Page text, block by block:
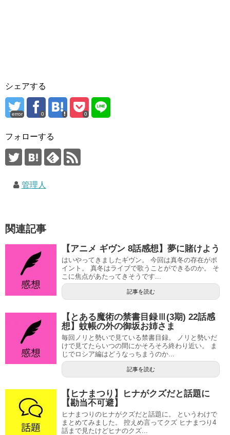
シェアする
error 0 0
フォローする
管理人
関連記事
【アニメ ギヴン 8話感想】夢に賭けよう
はいやってきましたギヴン。 今回は真冬の存在がポ
イント。 真冬はライブで歌うことができるのか。 そ
こに焦点があたってきそうです...
記事を読む
【とある魔術の禁書目録Ⅲ(3期) 22話感
想】蚊帳の外の御坂お姉さま
毎回ノリと勢いで見ている禁書目録。 ノリと勢いだ
けで見てたらいつの間にかそろそろ終わり近い。 ま
じでロシア編はどうなっちまうのか...
記事を読む
【ヒナまつり】ヒナがクズだと話題に
【勘当不可避】
ヒナまつりのヒナがクズだと話題に。 というわけで
まとめてみました。 控えめ言ってクズ ヒナまつり4
話まで見たけどヒナのクズ...